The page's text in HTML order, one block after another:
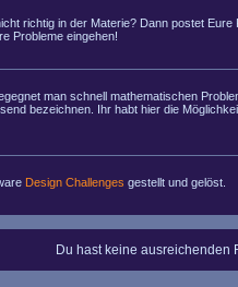
richtig in der Materie? Dann postet Eure
Probleme eingehen!
man schnell mathematischen
bezeichnen. Ihr habt hier die
Design Challenges gestellt und gelöst.
Du hast keine ausreichenden